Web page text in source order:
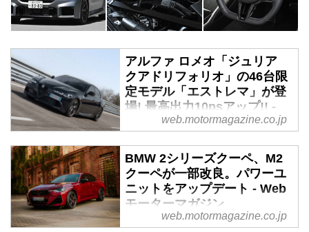
アルファ ロメオ「ジュリア
クアドリフォリオ」の46台限
定モデル「エストレマ」が登
場! 最高出力10psアップ!! -
Webモーターマガジン
2025年11月6日、Stellantis ジャ
パンは、「アルファ ロメオ」の
スポーツセダン「ジュリア クア
ドリフォリオ（GIULIA
Quadrifoglio）」に、優れた走行
性能と特別装備を施した46台限定
web.motormagazine.co.jp
BMW 2シリーズクーペ、M2
クーペが一部改良。パワーユ
ニットをアップデート - Web
モーターマガジン
2024年10月29日、BMWジャパン
web.motormagazine.co.jp